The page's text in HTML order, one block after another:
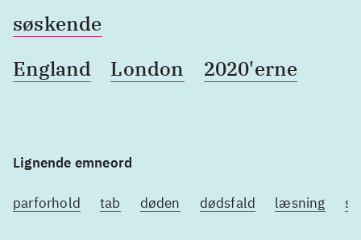
søskende
England
London 2020'erne
Lignende emneord
parforhold tab døden dødsfald læsning